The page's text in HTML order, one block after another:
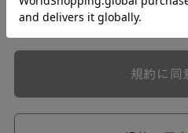
切の関係に適用されるものとし
弊社が一連のサービスを提供
ら個別規定はその名称のいか
規約に同